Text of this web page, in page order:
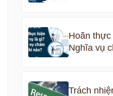
Hoãn
Nghĩa vụ
Trách